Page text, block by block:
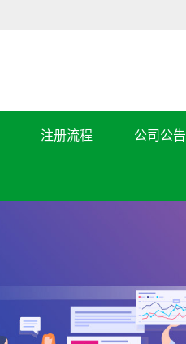
注册流程 公司公告